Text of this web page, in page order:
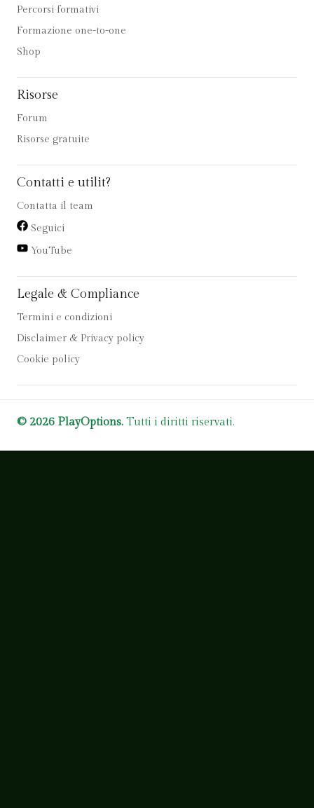
Percorsi formativi
Formazione one-to-one
Shop
Risorse
Forum
Risorse gratuite
Contatti e utilit?
Contatta il team
Seguici
YouTube
Legale & Compliance
Termini e condizioni
Disclaimer & Privacy policy
Cookie policy
© 2026 PlayOptions. Tutti i diritti riservati.